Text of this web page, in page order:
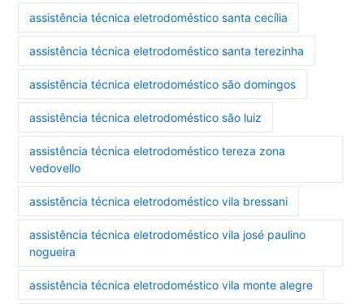
assistência técnica eletrodoméstico santa cecília
assistência técnica eletrodoméstico santa terezinha
assistência técnica eletrodoméstico são domingos
assistência técnica eletrodoméstico são luiz
assistência técnica eletrodoméstico tereza zona
vedovello
assistência técnica eletrodoméstico vila bressani
assistência técnica eletrodoméstico vila josé paulino
nogueira
assistência técnica eletrodoméstico vila monte alegre